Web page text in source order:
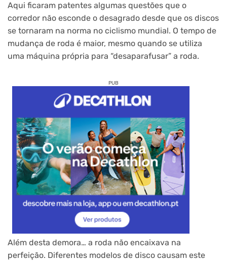
Aqui ficaram patentes algumas questões que o
corredor não esconde o desagrado desde que os discos
se tornaram na norma no ciclismo mundial. O tempo de
mudança de roda é maior, mesmo quando se utiliza
uma máquina própria para “desaparafusar” a roda.
PUB
Além desta demora… a roda não encaixava na
perfeição. Diferentes modelos de disco causam este